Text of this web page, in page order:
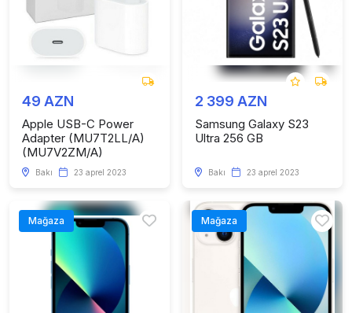
49 AZN
Apple USB-C Power
Adapter (MU7T2LL/A)
(MU7V2ZM/A)
Bakı 23 aprel 2023
2 399 AZN
Samsung Galaxy S23
Ultra 256 GB
Bakı 23 aprel 2023
Mağaza Mağaza